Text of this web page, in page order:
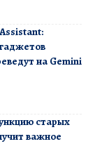
на Gemini
старых
важное